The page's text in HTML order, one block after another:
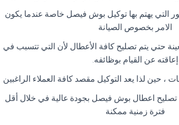
التي يهتم بها توكيل بوش فيصل خاصة عندما يكون
الامر بخصوص الصيانة
حتي يتم تصليح كافة الأعطال لأن التي تتسبب في
إعاقته عن القيام بوظائفه.
اعطال بوش فيصل بجودة عالية في خلال أقل
فترة زمنية ممكنة